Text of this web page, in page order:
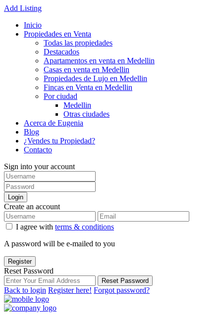
Add Listing
Inicio
Propiedades en Venta
Todas las propiedades
Destacados
Apartamentos en venta en Medellin
Casas en venta en Medellin
Propiedades de Lujo en Medellin
Fincas en Venta en Medellin
Por ciudad
Medellin
Otras ciudades
Acerca de Eugenia
Blog
¿Vendes tu Propiedad?
Contacto
Sign into your account
Login
Create an account
I agree with terms & conditions
A password will be e-mailed to you
Register
Reset Password
Reset Password
Back to login Register here! Forgot password?